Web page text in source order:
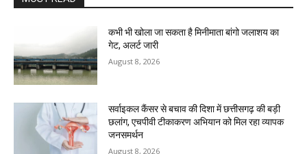
कभी भी खोला जा सकता है मिनीमाता बांगो जलाशय का
गेट, अलर्ट जारी
August 8, 2026
सर्वाइकल कैंसर से बचाव की दिशा में छत्तीसगढ़ की बड़ी
छलांग, एचपीवी टीकाकरण अभियान को मिल रहा व्यापक
जनसमर्थन
August 8, 2026